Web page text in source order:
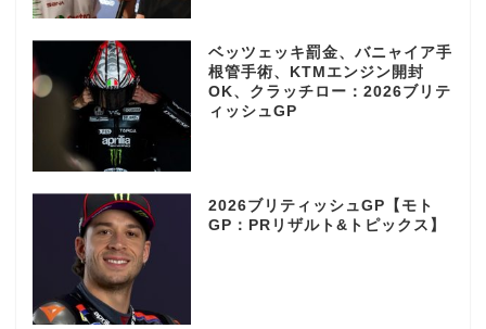
ベッツェッキ罰金、バニャイア手
根管手術、KTMエンジン開封
OK、クラッチロー：2026ブリテ
ィッシュGP
2026ブリティッシュGP【モト
GP：PRリザルト&トピックス】